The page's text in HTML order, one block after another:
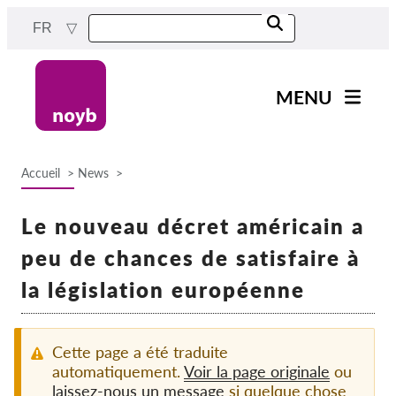
content
FR
MENU
Reports & Resources
Exercise your rights!
Accueil News
Le nouveau décret américain a
peu de chances de satisfaire à
la législation européenne
Cette page a été traduite
automatiquement. Voir la page originale ou
laissez-nous un message si quelque chose